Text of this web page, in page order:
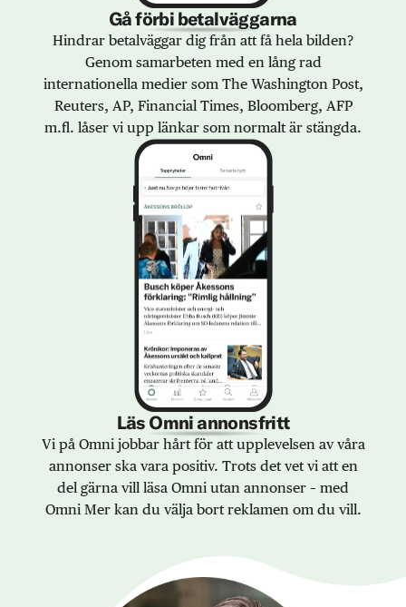
Gå förbi betalväggarna
Hindrar betalväggar dig från att få hela bilden?
Genom samarbeten med en lång rad
internationella medier som The Washington Post,
Reuters, AP, Financial Times, Bloomberg, AFP
m.fl. låser vi upp länkar som normalt är stängda.
Läs Omni annonsfritt
Vi på Omni jobbar hårt för att upplevelsen av våra
annonser ska vara positiv. Trots det vet vi att en
del gärna vill läsa Omni utan annonser – med
Omni Mer kan du välja bort reklamen om du vill.